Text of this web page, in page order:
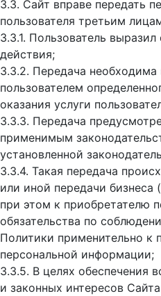
3.3. Сайт вправе передать
пользователя третьим
3.3.1. Пользователь
действия;
3.3.2. Передача необходима
пользователем
оказания услуги
3.3.3. Передача
применимым
установленной
3.3.4. Такая передача
или иной передачи бизнеса
при этом к приобретателю
обязательства по
Политики применительно к
персональной информации;
3.3.5. В целях обеспечения
и законных интересов